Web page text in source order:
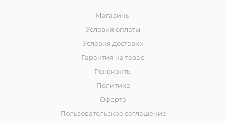
Магазины
Условия оплаты
Условия доставки
Гарантия на товар
Реквизиты
Политика
Оферта
Пользовательское соглашение